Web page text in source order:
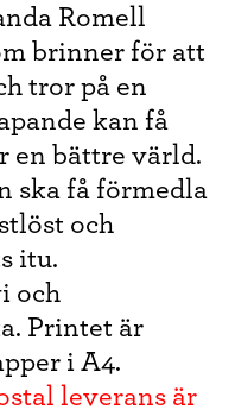
Romell
brinner för att
tror på en
kan få
en bättre värld.
ska få förmedla
och
itu.
och
Printet är
i A4.
leverans är